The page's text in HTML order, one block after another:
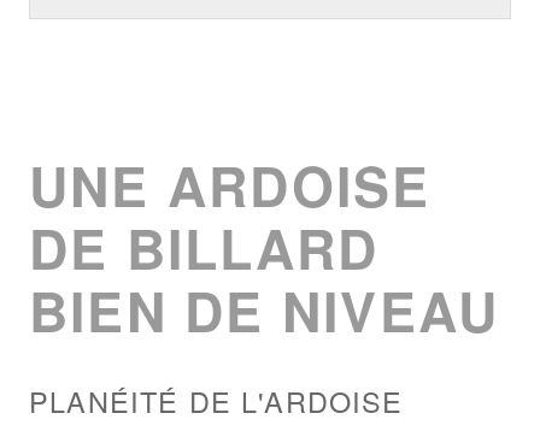
UNE ARDOISE
DE BILLARD
BIEN DE NIVEAU
PLANÉITÉ DE L'ARDOISE